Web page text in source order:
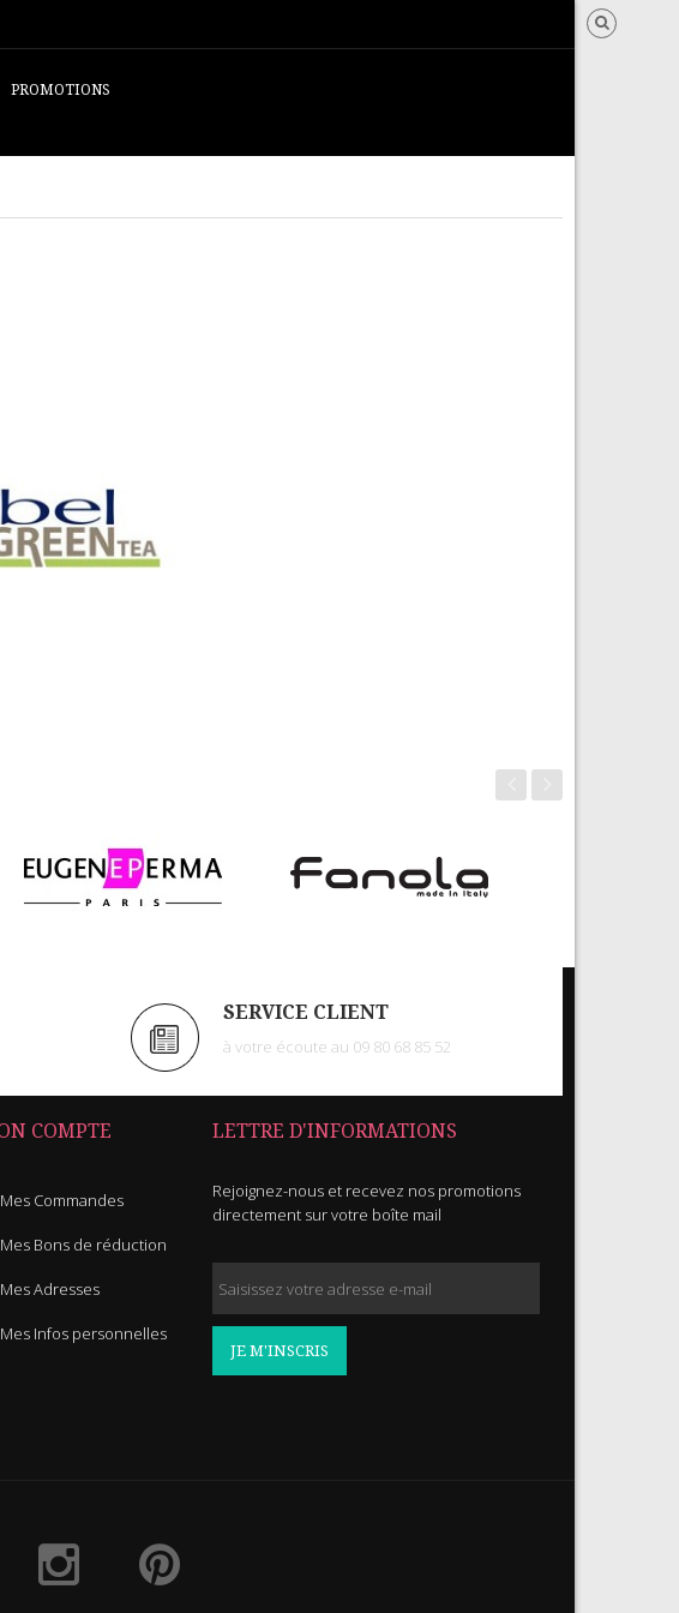
PROMOTIONS
SERVICE CLIENT
à votre écoute au 09 80 68 85 52
COMPTE
Mes Commandes
Mes Bons de réduction
Mes Adresses
Mes Infos personnelles
LETTRE D'INFORMATIONS
Rejoignez-nous et recevez nos promotions
directement sur votre boîte mail
JE M'INSCRIS